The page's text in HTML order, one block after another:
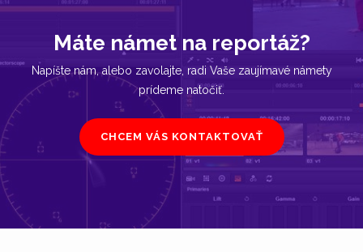
Máte námet na reportáž?
Napíšte nám, alebo zavolajte, radi Vaše zaujímavé námety
prídeme natočiť.
CHCEM VÁS KONTAKTOVAŤ